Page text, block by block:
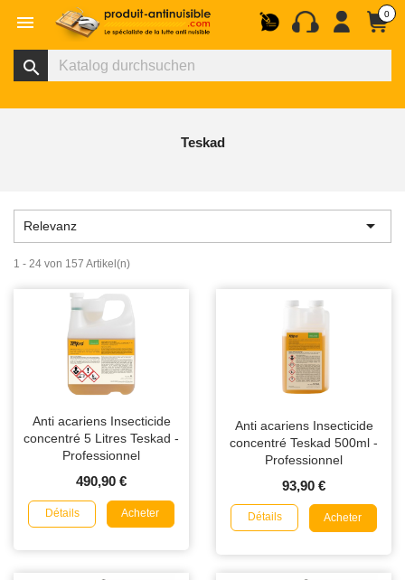
 0
search
Teskad
Relevanz 
1 - 24 von 157 Artikel(n)
Anti acariens Insecticide
concentré 5 Litres Teskad -
Professionnel
490,90 €
Détails Acheter
Anti acariens Insecticide
concentré Teskad 500ml -
Professionnel
93,90 €
Détails Acheter